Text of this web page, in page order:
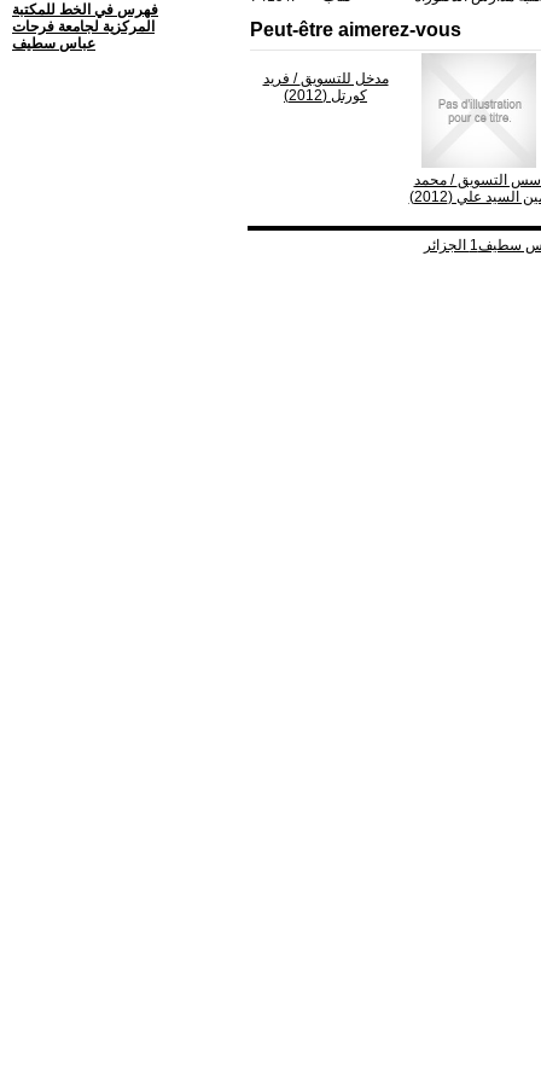
Peut-être aimerez-vous
مدخل للتسويق/ فريد
كورتل (2012)
التسويق/ محمد
السيد علي (2012)
فهرس في الخط للمكتبة
المركزية لجامعة فرحات
عباس سطيف